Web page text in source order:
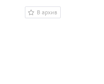
В архив